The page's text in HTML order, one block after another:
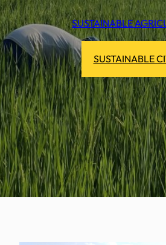
SUSTAINABLE
SUSTAINABLE